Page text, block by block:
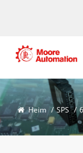
Heim / SPS /